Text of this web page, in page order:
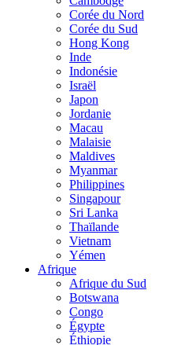
Corée du Nord
Corée du Sud
Hong Kong
Inde
Indonésie
Israël
Japon
Jordanie
Macau
Malaisie
Maldives
Myanmar
Philippines
Singapour
Sri Lanka
Thaïlande
Vietnam
Yémen
Afrique
Afrique du Sud
Botswana
Congo
Égypte
Éthiopie